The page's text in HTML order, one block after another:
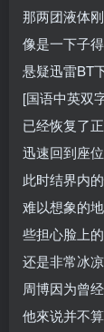
那两团液体
像是一下子
悬疑迅雷BT
[国语中英双
已经恢复了
迅速回到座
此时结界内
难以想象的
些担心脸上
还是非常冰
周博因为曾
他來说并不